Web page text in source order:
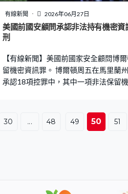
有線新聞 2026年06月27日
美國前國安顧問承認非法持有機密
刑
【有線新聞】美國前國家安全顧問博
留機密資訊罪。 博爾頓周五在馬里蘭
承認18項控罪中，其中一項非法保留
監禁，案件押後至10月底判刑。 博爾
家安全顧問，他撰寫的回憶錄被指洩
30 ... 48 49 50 51